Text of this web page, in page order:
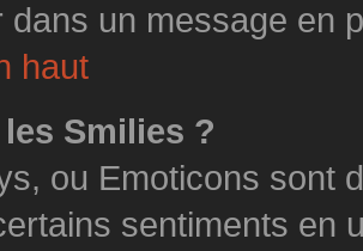
dans un message en
haut
Smilies ?
ou Emoticons sont
sentiments en